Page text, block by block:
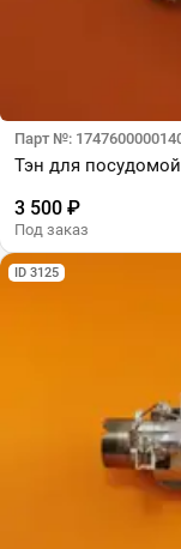
Парт №:
Тэн для
3 500 ₽
Под заказ
ID 3125